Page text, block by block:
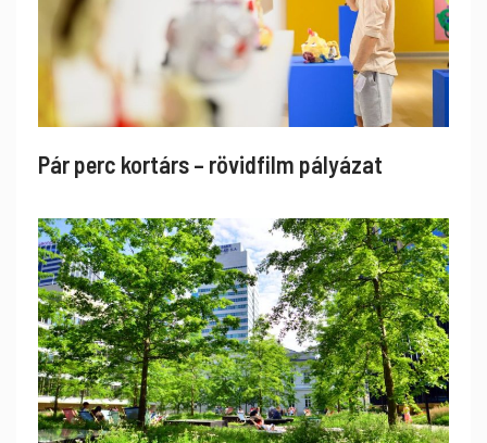
Pár perc kortárs – rövidfilm pályázat